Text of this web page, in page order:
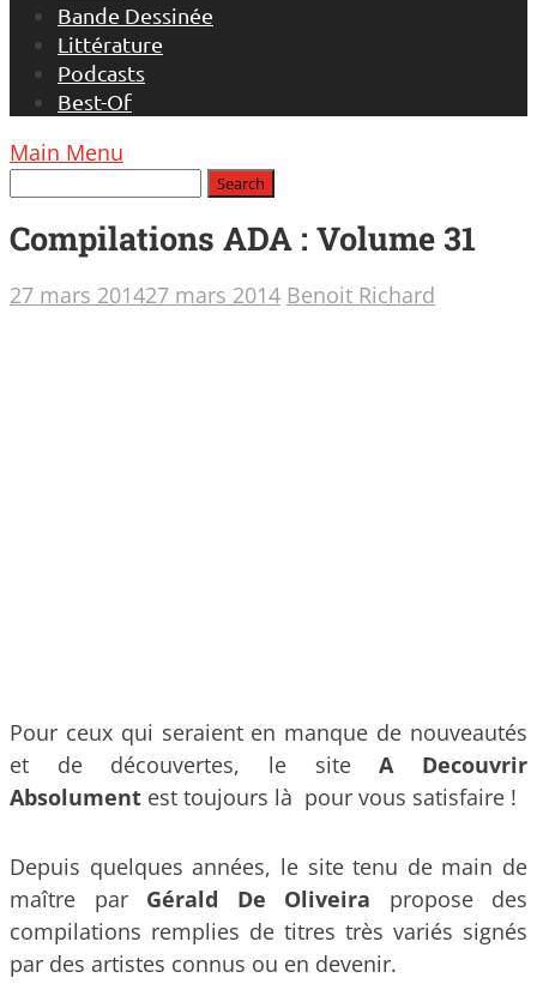
Bande Dessinée
Littérature
Podcasts
Best-Of
Main Menu
Compilations ADA : Volume 31
27 mars 201427 mars 2014 Benoit Richard
Pour ceux qui seraient en manque de nouveautés
et de découvertes, le siteA Decouvrir
Absolument est toujours là pour vous satisfaire !
Depuis quelques années, le site tenu de main de
maître par Gérald De Oliveira propose des
compilations remplies de titres très variés signés
par des artistes connus ou en devenir.